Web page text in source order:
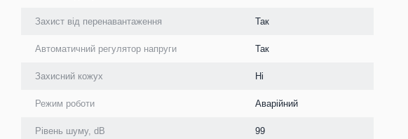
Захист від перенавантаження Так
Автоматичний регулятор напруги Так
Захисний кожух Ні
Режим роботи Аварійний
Рівень шуму, dB 99